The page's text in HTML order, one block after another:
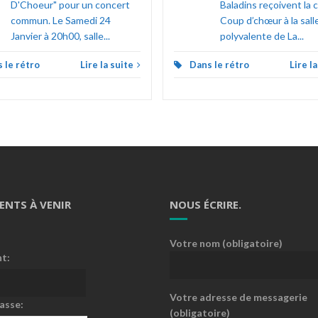
D'Choeur" pour un concert
commun. Le Samedi 24
Janvier à 20h00, salle...
le rétro Lire la suite
Baladins reçoivent la
Coup d’chœur à la
polyvalente de La...
Dans le rétro Lire
À VENIR NOUS ÉCRIRE.
Votre nom (obligatoire)
Votre adresse de messagerie
(obligatoire)